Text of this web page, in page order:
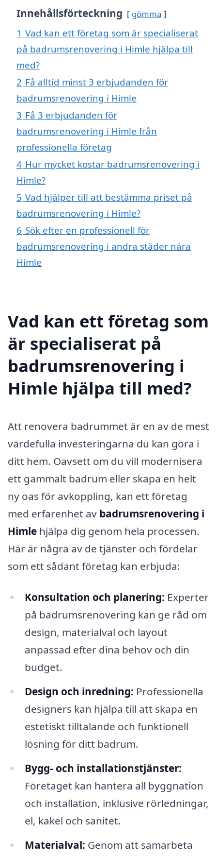
Innehållsförteckning gömma
1 Vad kan ett företag som är specialiserat
på badrumsrenovering i Himle hjälpa till
med?
2 Få alltid minst 3 erbjudanden för
badrumsrenovering i Himle
3 Få 3 erbjudanden för
badrumsrenovering i Himle från
professionella företag
4 Hur mycket kostar badrumsrenovering i
Himle?
5 Vad hjälper till att bestämma priset på
badrumsrenovering i Himle?
6 Sök efter en professionell för
badrumsrenovering i andra städer nära
Himle
Vad kan ett företag som
är specialiserat på
badrumsrenovering i
Himle hjälpa till med?
Att renovera badrummet är en av de mest
värdefulla investeringarna du kan göra i
ditt hem. Oavsett om du vill modernisera
ett gammalt badrum eller skapa en helt
ny oas för avkoppling, kan ett företag
med erfarenhet av badrumsrenovering i
Himle hjälpa dig genom hela processen.
Här är några av de tjänster och fördelar
som ett sådant företag kan erbjuda:
Konsultation och planering: Experter
på badrumsrenovering kan ge råd om
design, materialval och layout
anpassad efter dina behov och din
budget.
Design och inredning: Professionella
designers kan hjälpa till att skapa en
estetiskt tilltalande och funktionell
lösning för ditt badrum.
Bygg- och installationstjänster:
Företaget kan hantera all byggnation
och installation, inklusive rörledningar,
el, kakel och sanitet.
Materialval: Genom att samarbeta